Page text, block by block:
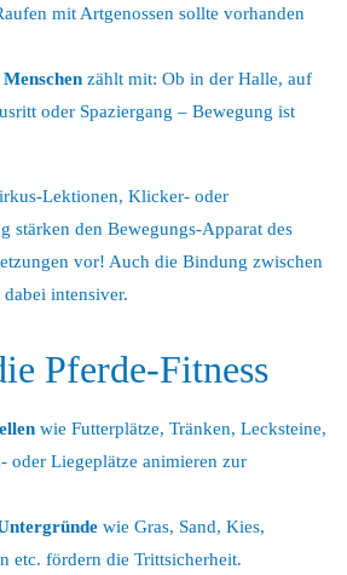
mit Artgenossen sollte vorhanden
zählt mit: Ob in der Halle, auf
oder Spaziergang – Bewegung ist
Lektionen, Klicker- oder
stärken den Bewegungs-Apparat des
vor! Auch die Bindung zwischen
intensiver.
Pferde-Fitness
wie Futterplätze, Tränken, Lecksteine,
oder Liegeplätze animieren zur
wie Gras, Sand, Kies,
etc. fördern die Trittsicherheit.